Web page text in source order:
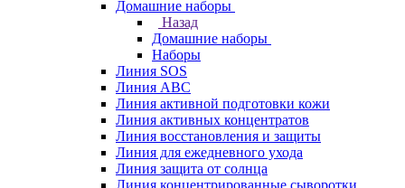
Домашние наборы
Назад
Домашние наборы
Наборы
Линия SOS
Линия АВС
Линия активной подготовки кожи
Линия активных концентратов
Линия восстановления и защиты
Линия для ежедневного ухода
Линия защита от солнца
Линия концентрированные сыворотки